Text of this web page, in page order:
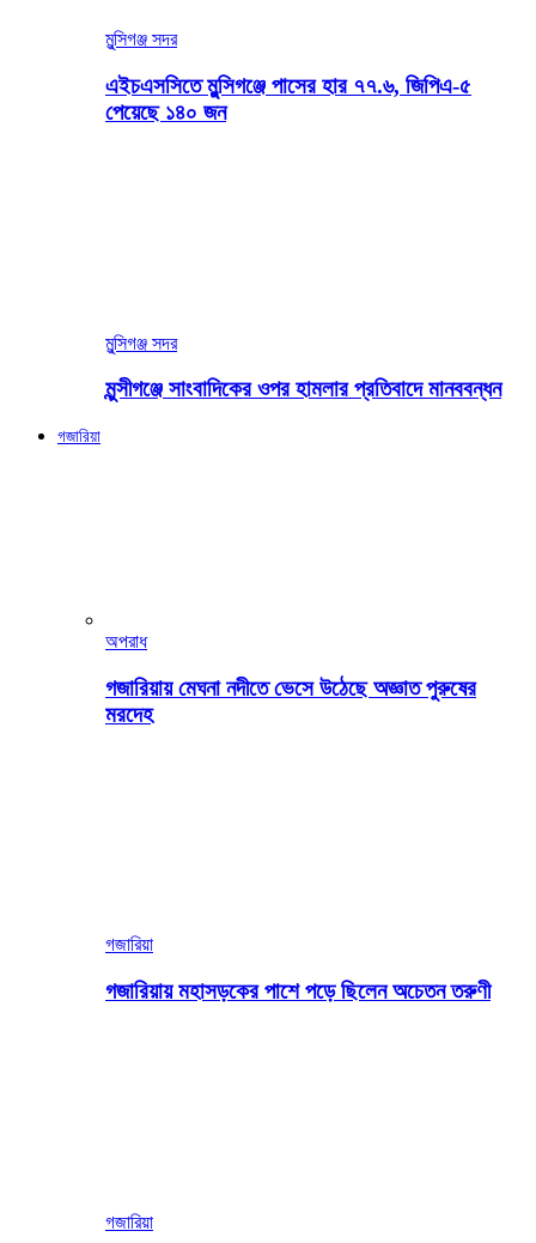
মুন্সিগঞ্জ সদর
এইচএসসিতে মুন্সিগঞ্জে পাসের হার ৭৭.৬, জিপিএ-৫
পেয়েছে ১৪০ জন
মুন্সিগঞ্জ সদর
মুন্সীগঞ্জে সাংবাদিকের ওপর হামলার প্রতিবাদে মানববন্ধন
গজারিয়া
অপরাধ
গজারিয়ায় মেঘনা নদীতে ভেসে উঠেছে অজ্ঞাত পুরুষের
মরদেহ
গজারিয়া
গজারিয়ায় মহাসড়কের পাশে পড়ে ছিলেন অচেতন তরুণী
গজারিয়া